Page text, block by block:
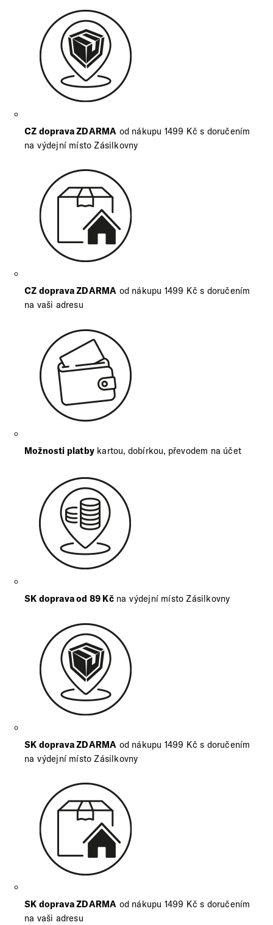
CZ doprava ZDARMA od nákupu 1499 Kč s doručením
na výdejní místo Zásilkovny
CZ doprava ZDARMA od nákupu 1499 Kč s doručením
na vaši adresu
Možnosti platby kartou, dobírkou, převodem na účet
SK doprava od 89 Kčna výdejní místo Zásilkovny
SK doprava ZDARMA od nákupu 1499 Kč s doručením
na výdejní místo Zásilkovny
SK doprava ZDARMA od nákupu 1499 Kč s doručením
na vaši adresu